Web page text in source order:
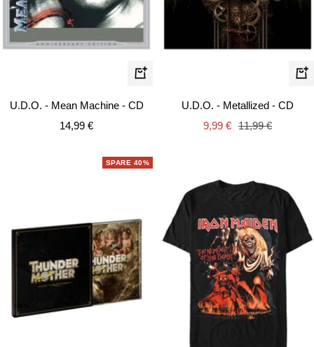
In
den
U.D.O. - Mean Machine - CD
Angebotspreis
14,99 €
In
U.D.O. - Metallized - CD
Angebotspreis
9,99 € Regulärer
11,99 €
SPARE 40%